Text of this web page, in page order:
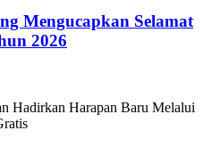
Mengucapkan Selamat
2026